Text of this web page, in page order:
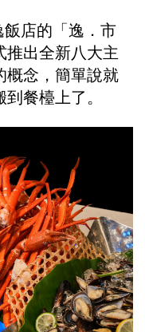
店的「逸．市
推出全新八大主
概念，簡單說就
餐檯上了。